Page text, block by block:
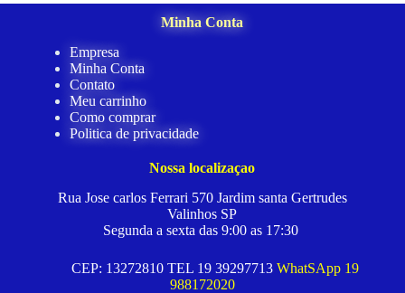
Minha Conta
Empresa
Minha Conta
Contato
Meu carrinho
Como comprar
Politica de privacidade
Nossa localizaçao
Rua Jose carlos Ferrari 570 Jardim santa Gertrudes
Valinhos SP
Segunda a sexta das 9:00 as 17:30
CEP: 13272810 TEL 19 39297713 WhatSApp 19
988172020